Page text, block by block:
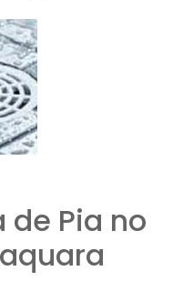
Pia no